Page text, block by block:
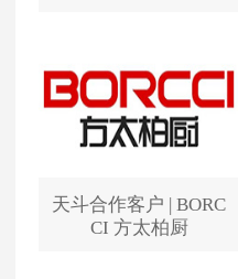
天斗合作客户 | BORC
CI 方太柏厨